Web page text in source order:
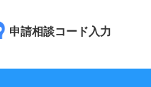
申請相談コード入力